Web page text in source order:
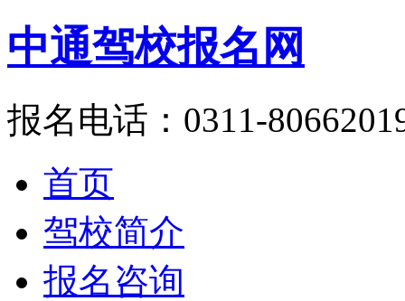
中通驾校报名网
报名电话：0311-
首页
驾校简介
报名咨询